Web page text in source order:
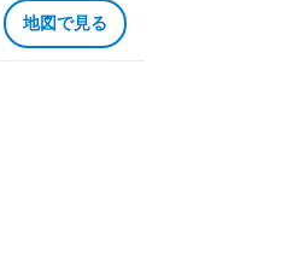
地図で見る